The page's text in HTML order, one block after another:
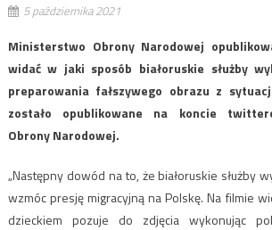
5 października 2021
Ministerstwo Obrony Narodowej
widać w jaki sposób białoruskie służby
preparowania fałszywego obrazu z
zostało opublikowane na koncie
Obrony Narodowej.
„Następny dowód na to, że białoruskie służby
wzmóc presję migracyjną na Polskę. Na filmie
dzieckiem pozuje do zdjęcia wykonując